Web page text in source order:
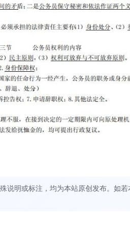
说明或标注，均为本站原创发布。如